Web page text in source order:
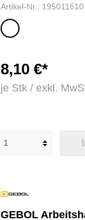
Artikel-Nr.: 195011610
iß
8,10 €*
je Stk / exkl.
GEBOL